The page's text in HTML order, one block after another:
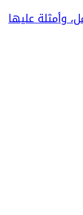
وأمثلة عليها